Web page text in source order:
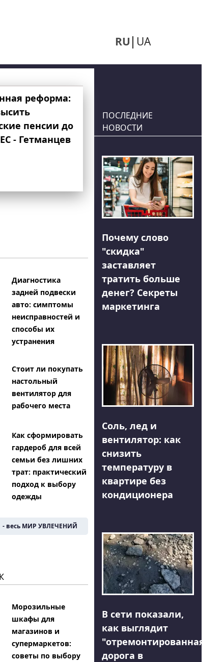
RU UA
реформа:
пенсии до
- Гетманцев
Диагностика
задней подвески
авто: симптомы
неисправностей и
способы их
устранения
Стоит ли покупать
настольный
вентилятор для
рабочего места
Как сформировать
гардероб для всей
семьи без лишних
трат: практический
подход к выбору
одежды
- весь МИР УВЛЕЧЕНИЙ
Морозильные
шкафы для
магазинов и
супермаркетов:
советы по выбору
ПОСЛЕДНИЕ
НОВОСТИ
Почему слово
"скидка"
заставляет
тратить больше
денег? Секреты
маркетинга
Соль, лед и
вентилятор: как
снизить
температуру в
квартире без
кондиционера
В сети показали,
как выглядит
"отремонтированная"
дорога в